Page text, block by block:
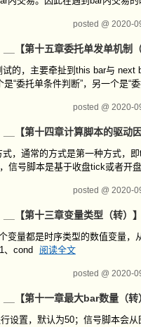
posted @ 2020-
第十五章委托单发单机制（
的，主要牵扯到this bar与 next
“委托单条件判断”，另一个是“
posted @ 2020-
【第十四章计算脚本的驱动因
，通常的方式是第一种方式，
信号脚本是基于收盘tick或者开
posted @ 2020-
【第十三章变量类型（转）】
量都是时序类型的数值变量
、cond
阅读全文
posted @ 2020-
【第十一章最大bar数量（转
置，默认为50；信号脚本会